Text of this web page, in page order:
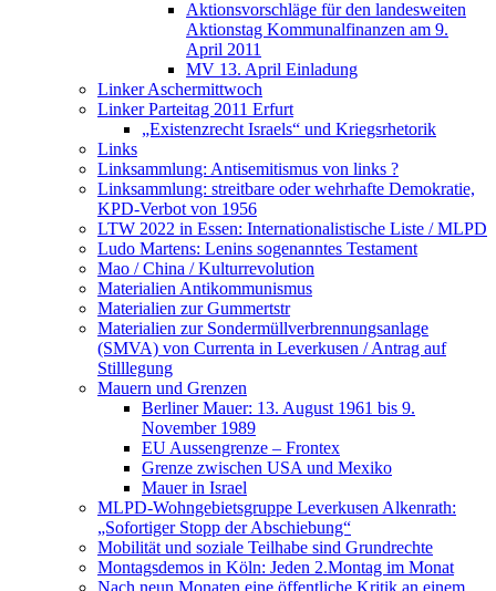
Aktionsvorschläge für den landesweiten
Aktionstag Kommunalfinanzen am 9.
April 2011
MV 13. April Einladung
Linker Aschermittwoch
Linker Parteitag 2011 Erfurt
„Existenzrecht Israels“ und Kriegsrhetorik
Links
Linksammlung: Antisemitismus von links ?
Linksammlung: streitbare oder wehrhafte Demokratie,
KPD-Verbot von 1956
LTW 2022 in Essen: Internationalistische Liste / MLPD
Ludo Martens: Lenins sogenanntes Testament
Mao / China / Kulturrevolution
Materialien Antikommunismus
Materialien zur Gummertstr
Materialien zur Sondermüllverbrennungsanlage
(SMVA) von Currenta in Leverkusen / Antrag auf
Stilllegung
Mauern und Grenzen
Berliner Mauer: 13. August 1961 bis 9.
November 1989
EU Aussengrenze – Frontex
Grenze zwischen USA und Mexiko
Mauer in Israel
MLPD-Wohngebietsgruppe Leverkusen Alkenrath:
„Sofortiger Stopp der Abschiebung“
Mobilität und soziale Teilhabe sind Grundrechte
Montagsdemos in Köln: Jeden 2.Montag im Monat
Nach neun Monaten eine öffentliche Kritik an einem